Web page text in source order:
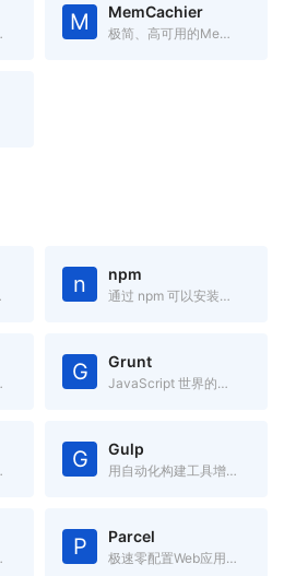
开源系统 M MemCachier
极简、高可用的Memcache服务
网络资源。 n npm
通过 npm 可以安装、共享、分发代码,管理项目依赖关系。
包工具 G Grunt
JavaScript 世界的构建工具
理。 G Gulp
用自动化构建工具增强你的工作流程
码的工具 P Parcel
极速零配置Web应用打包工具